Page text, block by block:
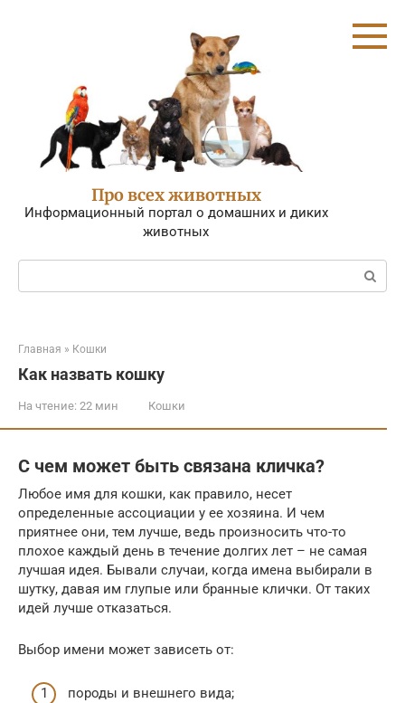
Про всех животных
Информационный портал о домашних и диких
животных
Поиск:
Главная » Кошки
Как назвать кошку
На чтение: 22 мин Кошки
С чем может быть связана кличка?
Любое имя для кошки, как правило, несет
определенные ассоциации у ее хозяина. И чем
приятнее они, тем лучше, ведь произносить что-то
плохое каждый день в течение долгих лет – не самая
лучшая идея. Бывали случаи, когда имена выбирали в
шутку, давая им глупые или бранные клички. От таких
идей лучше отказаться.
Выбор имени может зависеть от:
породы и внешнего вида;